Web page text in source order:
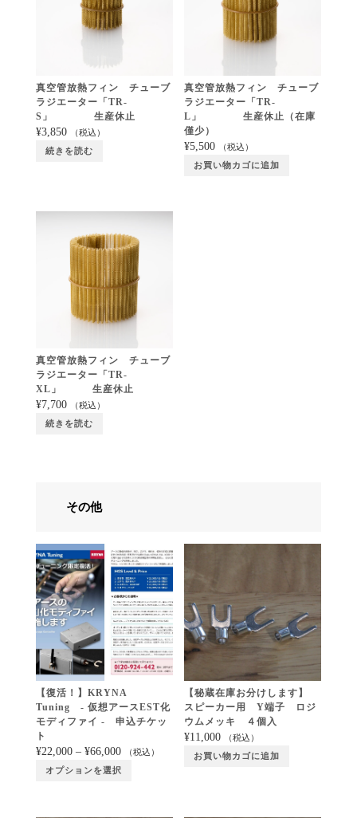
真空管放熱フィン チューブ
ラジエーター「TR-
S」 生産休止
¥3,850 （税込）
続きを読む
真空管放熱フィン チューブ
ラジエーター「TR-
L」 生産休止（在庫
僅少）
¥5,500 （税込）
お買い物カゴに追加
真空管放熱フィン チューブ
ラジエーター「TR-
XL」 生産休止
¥7,700 （税込）
続きを読む
その他
【復活！】KRYNA
Tuning - 仮想アースEST化
モディファイ - 申込チケッ
ト
¥22,000– ¥66,000 （税込）
オプションを選択
【秘蔵在庫お分けします】
スピーカー用 Y端子 ロジ
ウムメッキ ４個入
¥11,000 （税込）
お買い物カゴに追加